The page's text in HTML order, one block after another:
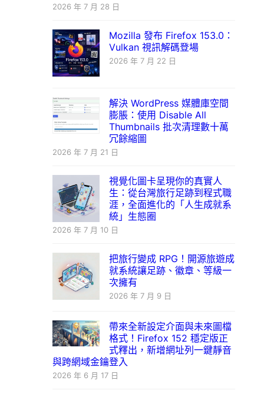
2026 年 7 月 28 日
Mozilla 發布 Firefox 153.0：
Vulkan 視訊解碼登場
2026 年 7 月 22 日
解決 WordPress 媒體庫空間
膨脹：使用 Disable All
Thumbnails 批次清理數十萬
冗餘縮圖
2026 年 7 月 21 日
視覺化圖卡呈現你的真實人
生：從台灣旅行足跡到程式職
涯，全面進化的「人生成就系
統」生態圈
2026 年 7 月 10 日
把旅行變成 RPG！開源旅遊成
就系統讓足跡、徽章、等級一
次擁有
2026 年 7 月 9 日
帶來全新設定介面與未來圖檔
格式！Firefox 152 穩定版正
式釋出，新增網址列一鍵靜音
與跨網域金鑰登入
2026 年 6 月 17 日